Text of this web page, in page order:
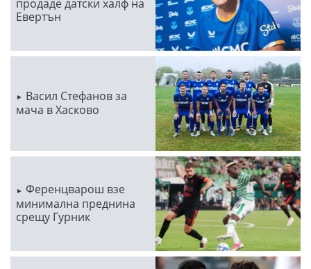
продаде датски халф на
Евертън
Васил Стефанов за
мача в Хасково
Ференцварош взе
минимална преднина
срещу Гурник